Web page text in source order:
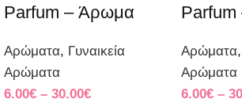
Parfum – Άρωμα
Αρώματα, Γυναικεία
Αρώματα
6.00€ – 30.00€
Αρώματα,
Αρώματα
6.00€ –